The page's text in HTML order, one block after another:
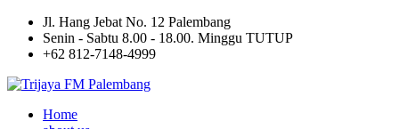
Jl. Hang Jebat No. 12 Palembang
Senin - Sabtu 8.00 - 18.00. Minggu TUTUP
+62 812-7148-4999
Home